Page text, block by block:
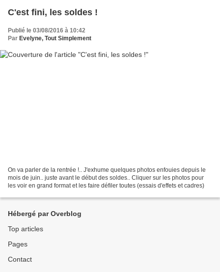
C'est fini, les soldes !
Publié le 03/08/2016 à 10:42
Par Evelyne, Tout Simplement
On va parler de la rentrée !.. J'exhume quelques photos enfouies depuis le
mois de juin.. juste avant le début des soldes.. Cliquer sur les photos pour
les voir en grand format et les faire défiler toutes (essais d'effets et cadres)
Hébergé par Overblog
Top articles
Pages
Contact